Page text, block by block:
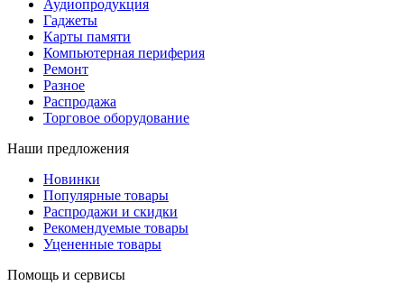
Аудиопродукция
Гаджеты
Карты памяти
Компьютерная периферия
Ремонт
Разное
Распродажа
Торговое оборудование
Наши предложения
Новинки
Популярные товары
Распродажи и скидки
Рекомендуемые товары
Уцененные товары
Помощь и сервисы